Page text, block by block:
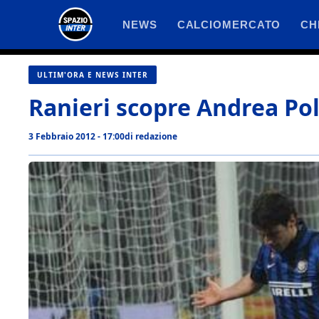
contenuto
NEWS CALCIOMERCATO
ULTIM'ORA E NEWS INTER
Ranieri scopre Andrea
3 Febbraio 2012 - 17:00di redazione